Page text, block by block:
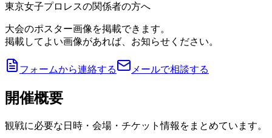
東京女子プロレスの関係者の方へ
大会のポスター画像を掲載できます。
掲載してよい画像があれば、お知らせください。
フォームから連絡する メールで相談する
開催概要
観戦に必要な日時・会場・チケット情報をまとめています。